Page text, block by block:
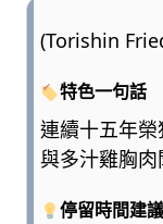
(Torishin
特色一句話
連續十五年
與多汁雞胸肉
停留時間建議